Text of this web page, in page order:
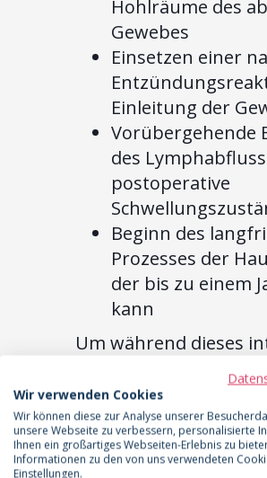
Hohlräume des
Gewebes
Einsetzen einer
Einleitung der
Vorübergehende
des
postoperative
Beginn des
Prozesses der
der bis zu einem
kann
Um während dieses
Heilungsjahres nicht
zu verlieren, kann dir
strukturierte
enorme Sicherheit
LipoCheck App steht
Wir verwenden Cookies
Wir können diese zur Analyse unserer
unsere Webseite zu verbessern, personalisierte
Ihnen ein großartiges Webseiten-Erlebnis zu
Informationen zu den von uns verwendeten
Einstellungen.